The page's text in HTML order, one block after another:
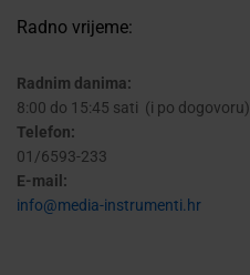
Radno vrijeme:
Radnim danima:
8:00 do 15:45 sati (i po dogovoru)
Telefon:
01/6593-233
E-mail:
info@media-instrumenti.hr